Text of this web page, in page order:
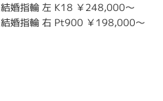
結婚指輪 左 K18 ￥248,000～
結婚指輪 右 Pt900 ￥198,000～